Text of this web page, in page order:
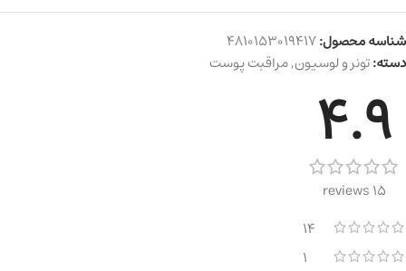
شناسه محصول:4810153019417
دسته:تونر و لوسیون,مراقبت پوست
4.9
15 reviews
14
1